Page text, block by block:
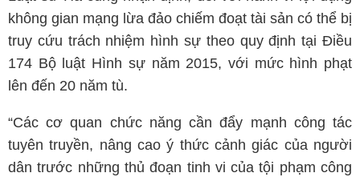
không gian mạng lừa đảo chiếm đoạt tài sản có thể bị
truy cứu trách nhiệm hình sự theo quy định tại Điều
174 Bộ luật Hình sự năm 2015, với mức hình phạt
lên đến 20 năm tù.
“Các cơ quan chức năng cần đẩy mạnh công tác
tuyên truyền, nâng cao ý thức cảnh giác của người
dân trước những thủ đoạn tinh vi của tội phạm công